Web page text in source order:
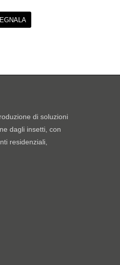
di soluzioni
dagli insetti, con
residenziali,